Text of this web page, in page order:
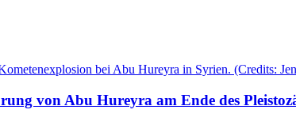
von Abu Hureyra am Ende des